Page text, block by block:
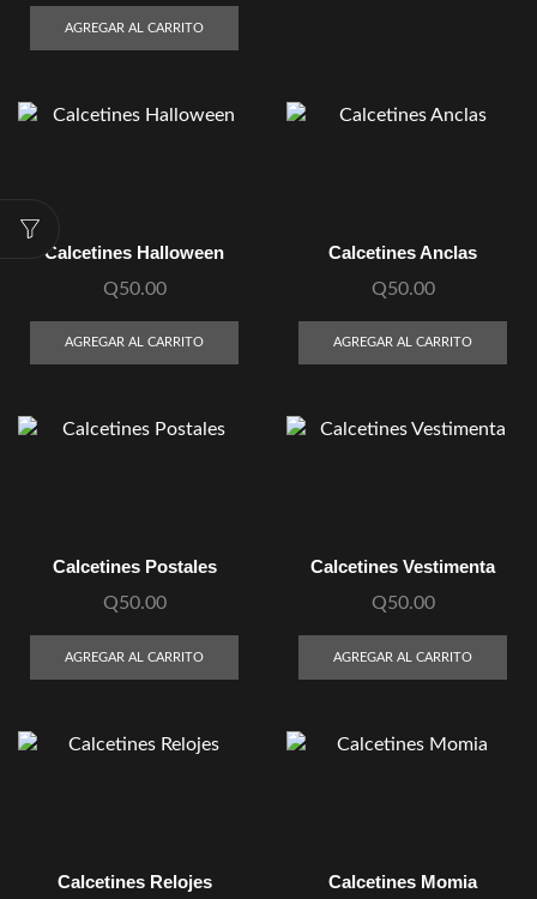
AGREGAR AL CARRITO
Calcetines Halloween
Q50.00
AGREGAR AL CARRITO
Calcetines Anclas
Q50.00
AGREGAR AL CARRITO
Calcetines Postales
Q50.00
AGREGAR AL CARRITO
Calcetines Vestimenta
Q50.00
AGREGAR AL CARRITO
Calcetines Relojes
Calcetines Momia